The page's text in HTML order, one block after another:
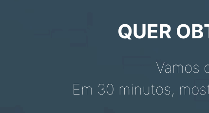
QUER
Vamos
Em 30 minutos,